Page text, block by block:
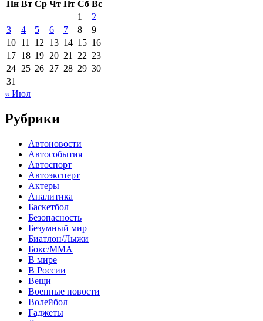
Пн Вт Ср Чт Пт Сб Вс
1
2
3
4 5 6 7 8
9
10 11 12 13 14 15 16
17 18 19 20 21 22 23
24 25 26 27 28 29 30
31
« Июл
Рубрики
Автоновости
Автособытия
Автоспорт
Автоэксперт
Актеры
Аналитика
Баскетбол
Безопасность
Безумный мир
Биатлон/Лыжи
Бокс/MMA
В мире
В России
Вещи
Военные новости
Волейбол
Гаджеты